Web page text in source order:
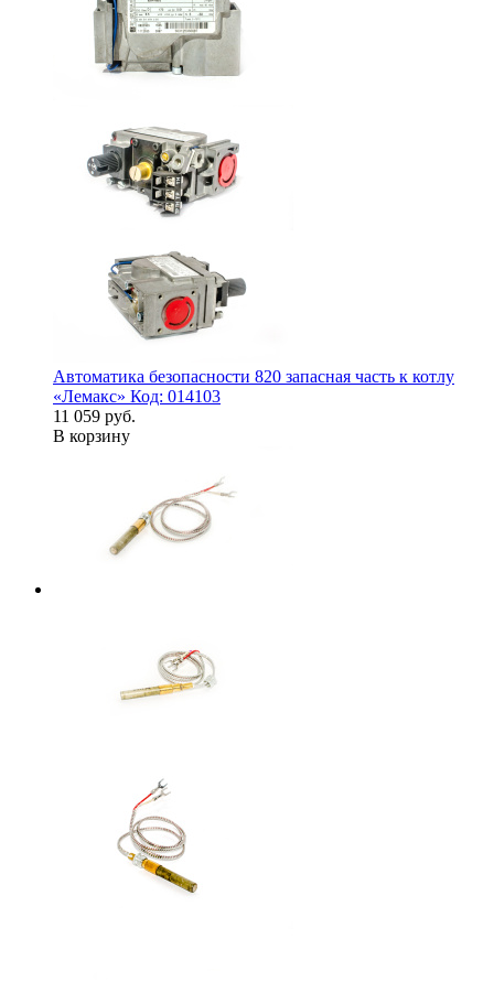
Автоматика безопасности 820 запасная часть к котлу
«Лемакс» Код: 014103
11 059 руб.
В корзину